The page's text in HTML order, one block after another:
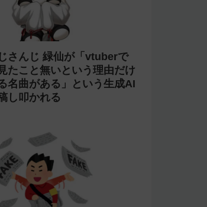
さんじ 緑仙が「vtuberで
たこと無いという理由だけ
名曲がある」という生成AI
し叩かれる